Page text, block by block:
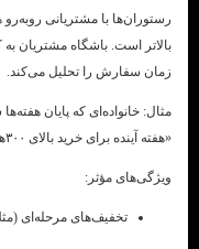
رستوران‌ها با مشتریانی
بالاتر است. باشگاه مشتریان به
زمان سفارش را تحلیل می‌کند.
مثال: خانواده‌ای که پایان
«هفته آینده برای خرید بالای ۳۰۰هزار تومان، یک پیش‌غذا هدیه دارید.»
ویژگی‌های مؤثر:
تخفیف‌های مرحله‌ای